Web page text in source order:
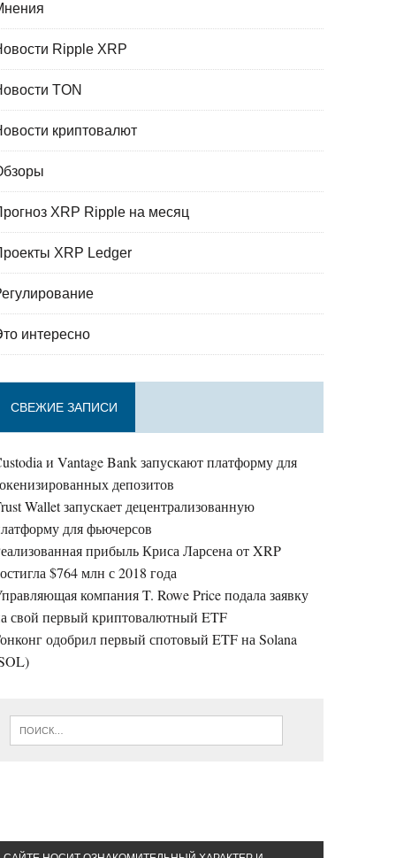
Ripple XRP
TON
криптовалют
XRP Ripple на месяц
XRP Ledger
интересно
СВЕЖИЕ ЗАПИСИ
и Vantage Bank запускают платформу для
депозитов
Wallet запускает децентрализованную
для фьючерсов
прибыль Криса Ларсена от XRP
$764 млн с 2018 года
компания T. Rowe Price подала заявку
свой первый криптовалютный ETF
одобрил первый спотовый ETF на Solana